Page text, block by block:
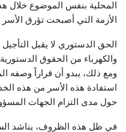
المحلية بنفس الموضوع خلال
الأزمة التي أصبحت تؤرق
الحق الدستوري لا يقبل
والكهرباء من الحقوق
ومع ذلك، يبدو أن قراراً وصفه
استفادة هذه الأسر من هذه
حول مدى التزام الجهات
في ظل هذه الظروف، يناشد